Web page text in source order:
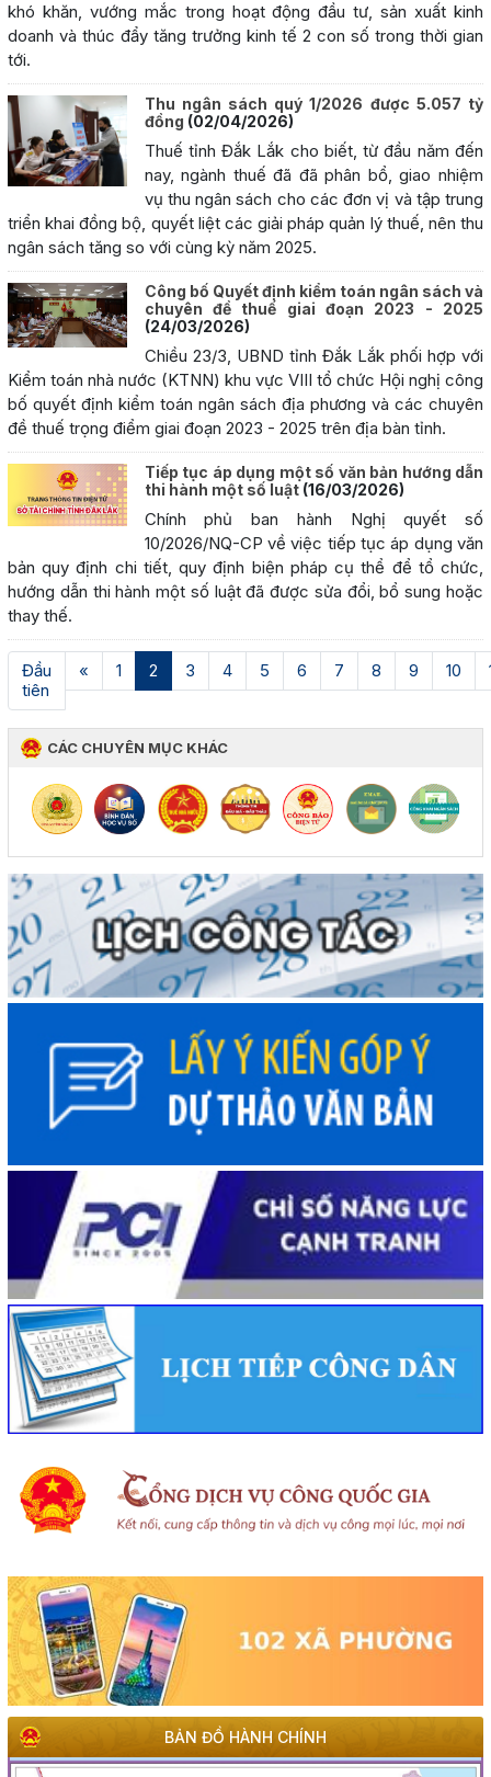
BẢN ĐỒ HÀNH CHÍNH
khó khăn, vướng mắc trong hoạt động đầu tư, sản xuất kinh
doanh và thúc đẩy tăng trưởng kinh tế 2 con số trong thời gian
tới.
Thu ngân sách quý 1/2026 được 5.057 tỷ
đồng (02/04/2026)
Thuế tỉnh Đắk Lắk cho biết, từ đầu năm đến
nay, ngành thuế đã đã phân bổ, giao nhiệm
vụ thu ngân sách cho các đơn vị và tập trung
triển khai đồng bộ, quyết liệt các giải pháp quản lý thuế, nên thu
ngân sách tăng so với cùng kỳ năm 2025.
Công bố Quyết định kiểm toán ngân sách và
chuyên đề thuế giai đoạn 2023 - 2025
(24/03/2026)
Chiều 23/3, UBND tỉnh Đắk Lắk phối hợp với
Kiểm toán nhà nước (KTNN) khu vực VIII tổ chức Hội nghị công
bố quyết định kiểm toán ngân sách địa phương và các chuyên
đề thuế trọng điểm giai đoạn 2023 - 2025 trên địa bàn tỉnh.
Tiếp tục áp dụng một số văn bản hướng dẫn
thi hành một số luật (16/03/2026)
Chính phủ ban hành Nghị quyết số
10/2026/NQ-CP về việc tiếp tục áp dụng văn
bản quy định chi tiết, quy định biện pháp cụ thể để tổ chức,
hướng dẫn thi hành một số luật đã được sửa đổi, bổ sung hoặc
thay thế.
Đầu
tiên
« 1 2 (current)
3 4 5 6 7 8 9 10
CÁC CHUYÊN MỤC KHÁC